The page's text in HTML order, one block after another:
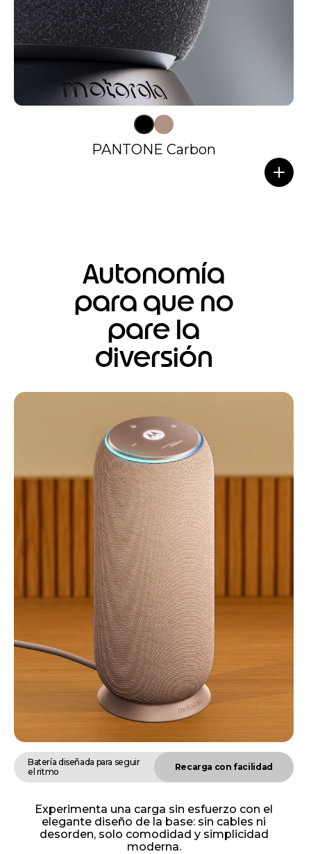
PANTONE Carbon
Autonomía
para que no
pare la
diversión
Batería diseñada para seguir
el ritmo
Recarga con facilidad
Experimenta una carga sin esfuerzo con el
elegante diseño de la base: sin cables ni
desorden, solo comodidad y simplicidad
moderna.